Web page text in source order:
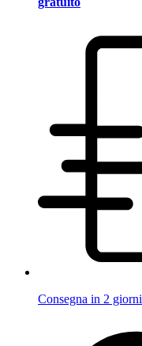
Consegna in 2 giorni